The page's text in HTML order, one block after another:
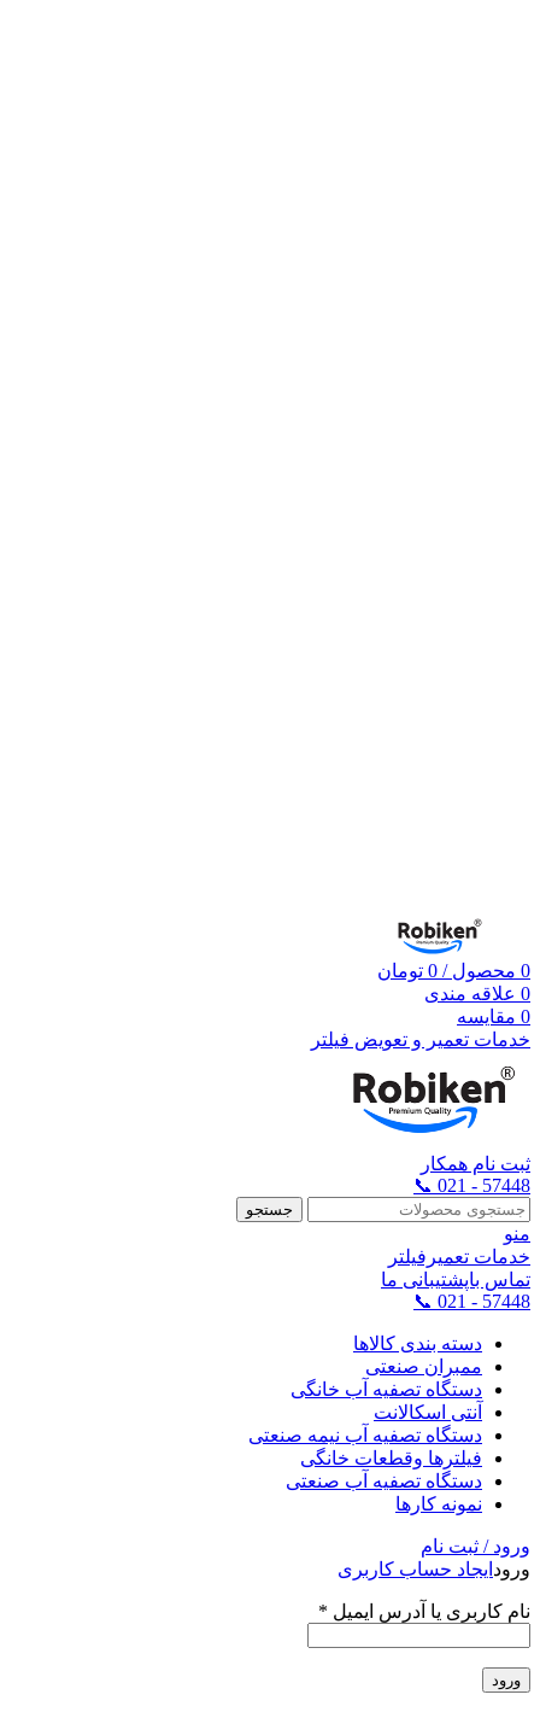
0 محصول /
0 تومان
0 علاقه مندی
0 مقایسه
خدمات تعمیر و تعویض فیلتر
ثبت نام همکار
57448 - 021 📞
جستجو
منو
خدمات تعمیرفیلتر
تماس باپشتیبانی ما
57448 - 021 📞
دسته بندی کالاها
ممبران صنعتی
دستگاه تصفیه آب خانگی
آنتی اسکالانت
دستگاه تصفیه آب نیمه صنعتی
فیلترها وقطعات خانگی
دستگاه تصفیه آب صنعتی
نمونه کارها
ورود / ثبت نام
ورود ایجاد حساب کاربری
نام کاربری یا آدرس ایمیل *
ورود